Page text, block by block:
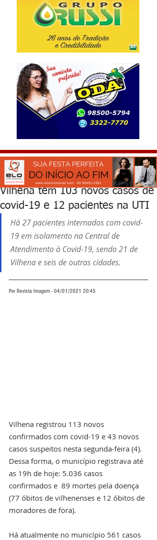
Vilhena tem 103 novos casos de
covid-19 e 12 pacientes na UTI
Há 27 pacientes internados com covid-
19 em isolamento na Central de
Atendimento à Covid-19, sendo 21 de
Vilhena e seis de outras cidades.
Por Revista Imagem - 04/01/2021 20:45
Vilhena registrou 113 novos
confirmados com covid-19 e 43 novos
casos suspeitos nesta segunda-feira (4).
Dessa forma, o município registrava até
as 19h de hoje: 5.036 casos
confirmados e  89 mortes pela doença
(77 óbitos de vilhenenses e 12 óbitos de
moradores de fora).
Há atualmente no município 561 casos